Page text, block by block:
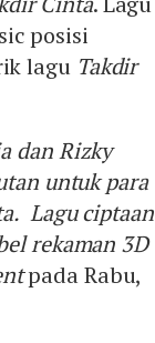
posisi
lagu Takdir
dan Rizky
untuk para
Lagu ciptaan
rekaman 3D
pada Rabu,